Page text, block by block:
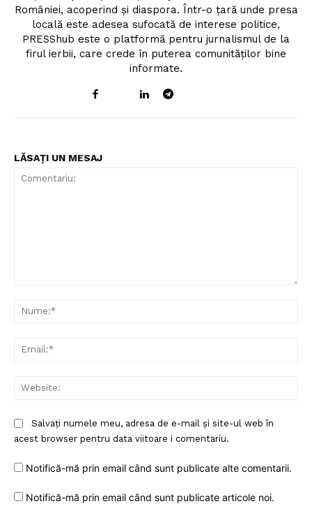
României, acoperind și diaspora. Într-o țară unde presa
locală este adesea sufocată de interese politice,
PRESShub este o platformă pentru jurnalismul de la
firul ierbii, care crede în puterea comunităților bine
informate.
LĂSAȚI UN MESAJ
Salvați numele meu, adresa de e-mail și site-ul web în
acest browser pentru data viitoare i comentariu.
Notifică-mă prin email când sunt publicate alte comentarii.
Notifică-mă prin email când sunt publicate articole noi.